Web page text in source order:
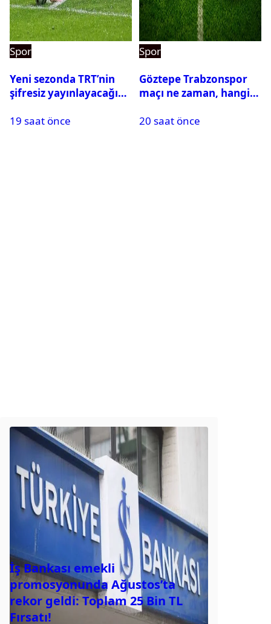
Spor
Yeni sezonda TRT’nin
şifresiz yayınlayacağı
19 saat önce
Spor
Göztepe Trabzonspor
maçı ne zaman, hangi
oynayacak mı?
20 saat önce
İş Bankası emekli
promosyonunda Ağustos’ta
rekor geldi: Toplam 25 Bin TL
Fırsatı!